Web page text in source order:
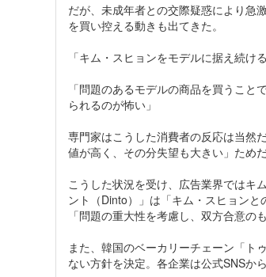
だが、未成年者との交際疑惑により急
を買い控える動きも出てきた。
「キム・スヒョンをモデルに据え続け
「問題のあるモデルの商品を買うこ
られるのが怖い」
専門家はこうした消費者の反応は当然
値が高く、その分失望も大きい」ためだ
こうした状況を受け、広告業界ではキ
ント（Dinto）」は「キム・スヒョン
「問題の重大性を考慮し、双方合意の
また、韓国のベーカリーチェーン「ト
ない方針を決定。各企業は公式SNSか